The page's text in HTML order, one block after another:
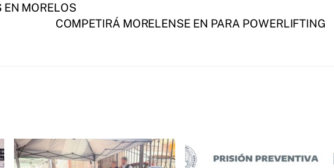
EN MORELOS
COMPETIRÁ MORELENSE EN PARA POWERLIFTING